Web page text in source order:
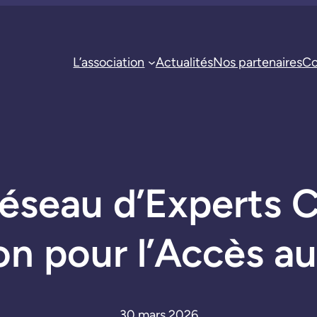
L’association ActualitésNos partenaires
d’Experts
pour l’Accès